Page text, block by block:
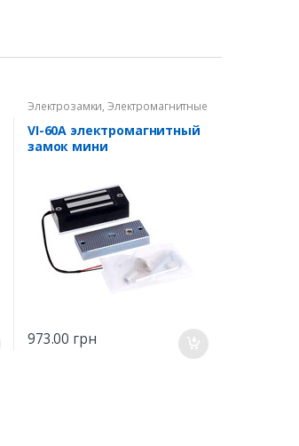
Электрозамки,Электромагнитные
замки
VI-60A электромагнитный
замок мини
973.00 грн